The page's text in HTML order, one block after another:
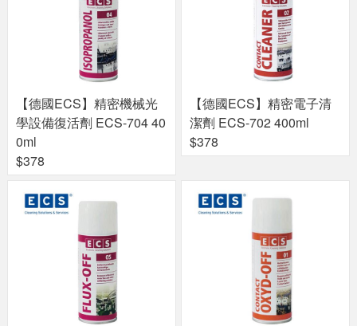
【德國ECS】精密機械光
學設備復活劑 ECS-704 40
0ml
$378
【德國ECS】精密電子清
潔劑 ECS-702 400ml
$378